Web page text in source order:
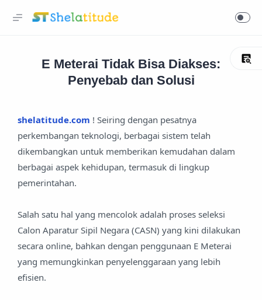
E Meterai Tidak Bisa Diakses:
Penyebab dan Solusi
shelatitude.com ! Seiring dengan pesatnya
perkembangan teknologi, berbagai sistem telah
dikembangkan untuk memberikan kemudahan dalam
berbagai aspek kehidupan, termasuk di lingkup
pemerintahan.
Salah satu hal yang mencolok adalah proses seleksi
Calon Aparatur Sipil Negara (CASN) yang kini dilakukan
secara online, bahkan dengan penggunaan E Meterai
yang memungkinkan penyelenggaraan yang lebih
efisien.